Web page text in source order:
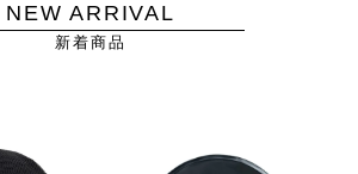
NEW ARRIVAL
新着商品